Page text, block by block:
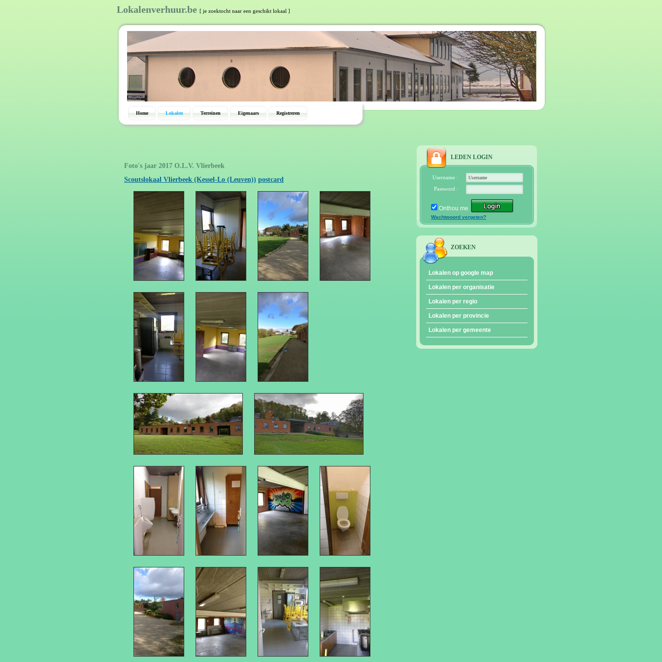
Lokalenverhuur.be [ je zoektocht naar een geschikt lokaal ]
Home Lokalen Terreinen Eigenaars Registreren
Foto's jaar 2017 O.L.V. Vlierbeek
Scoutslokaal Vlierbeek (Kessel-Lo (Leuven)) postcard
LEDEN LOGIN
Username :
Password :
Onthou me
Wachtwoord vergeten?
ZOEKEN
Lokalen op google map
Lokalen per organisatie
Lokalen per regio
Lokalen per provincie
Lokalen per gemeente